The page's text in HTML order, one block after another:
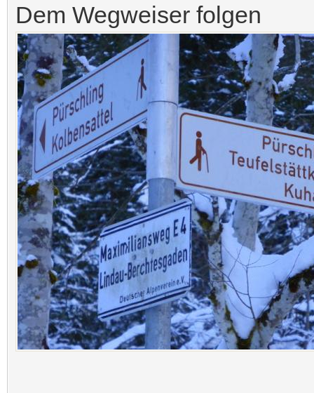
Dem Wegweiser folgen